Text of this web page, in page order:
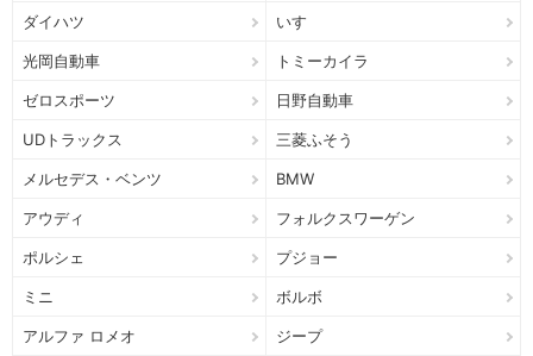
ダイハツ いすゞ
光岡自動車 トミーカイラ
ゼロスポーツ 日野自動車
UDトラックス 三菱ふそう
メルセデス・ベンツ BMW
アウディ フォルクスワーゲン
ポルシェ プジョー
ミニ ボルボ
アルファ ロメオ ジープ